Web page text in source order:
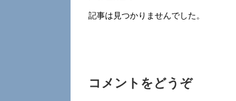
記事は見つかりませんでした。
コメントをどうぞ